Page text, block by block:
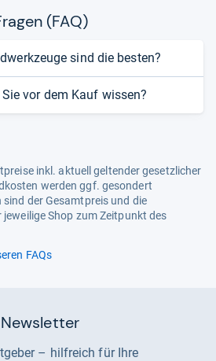
(FAQ)
sind die besten?
vor dem Kauf wissen?
inkl. aktuell geltender gesetzlicher
werden ggf. gesondert
der Gesamtpreis und die
Shop zum Zeitpunkt des
FAQs
Newsletter